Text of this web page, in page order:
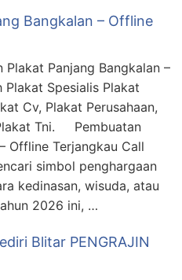
Bangkalan – Offline
Panjang Bangkalan –
Plakat Spesialis Plakat
Cv, Plakat Perusahaan,
Tni. Pembuatan
Offline Terjangkau Call
simbol penghargaan
kedinasan, wisuda, atau
2026 ini, …
Blitar PENGRAJIN